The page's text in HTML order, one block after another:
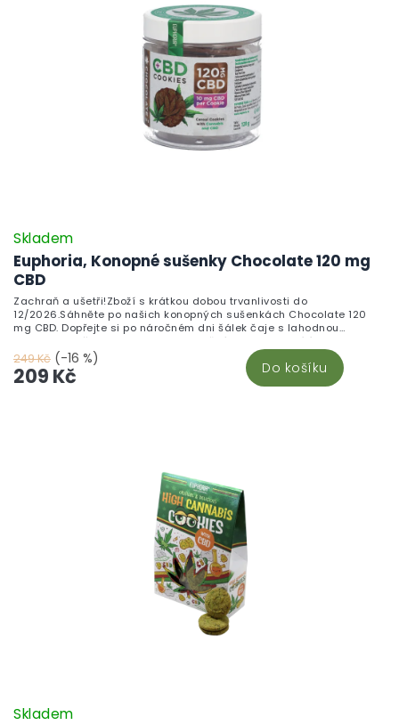
Euphoria, Konopné sušenky Chocolate 120 mg
CBD
Skladem
249 Kč (-16 %)
209 Kč Do košíku
Zachraň a ušetři!Zboží s krátkou dobou trvanlivosti do
12/2026.Sáhněte po našich konopných sušenkách Chocolate 120
mg CBD. Dopřejte si po náročném dni šálek čaje s lahodnou
konopnou sušenkou Chocolate. S každým kouskem cítíte, jak se
jemná sladkost čokolády mísí s jemným nádechem konopí, a stres
z celého dne se pomalu rozpouští. Představte si, jak se s přáteli
sejdete na odpolední kávu a dělíte se o tyto lahodné sušenky.
Skladem